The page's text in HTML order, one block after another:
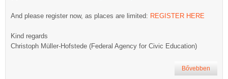
And please register now, as places are limited: REGISTER HERE
Kind regards
Christoph Müller-Hofstede (Federal Agency for Civic Education)
Bővebben